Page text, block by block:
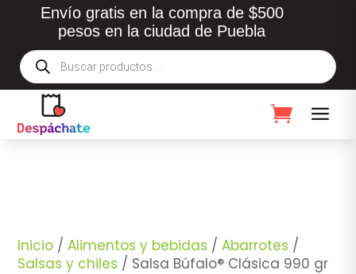
Envío gratis en la compra de $500
pesos en la ciudad de Puebla
Búsqueda
de
productos
Inicio /Alimentos y bebidas /Abarrotes /
Salsas y chiles / Salsa Búfalo® Clásica 990 gr